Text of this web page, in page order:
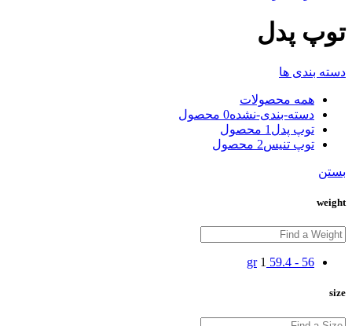
توپ پدل
دسته بندی ها
همه محصولات
دسته-بندی-نشده0 محصول
توپ پدل 1 محصول
توپ تنیس2 محصول
بستن
weight
56 - 59.4 gr
1
size